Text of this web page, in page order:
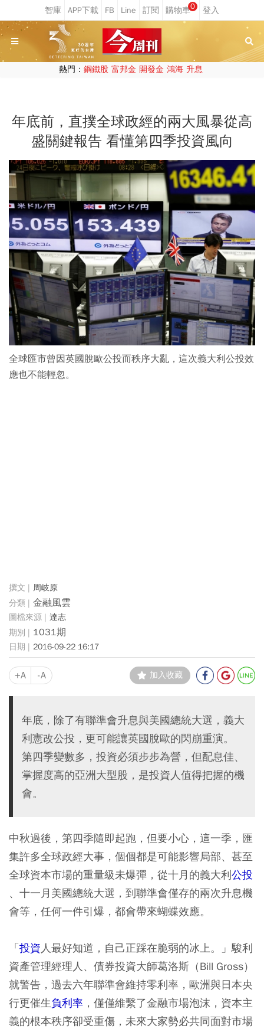
0
熱門： 鋼鐵股 富邦金 開發金 鴻海 升息
年底前，直撲全球政經的兩大風暴從高
盛關鍵報告 看懂第四季投資風向
全球匯市曾因英國脫歐公投而秩序大亂，這次義大利公投效
應也不能輕忽。
周岐原
金融風雲
達志
1031期
2016-09-22 16:17
+A -A 加入收藏
年底，除了有聯準會升息與美國總統大選，義大
利憲改公投，更可能讓英國脫歐的閃崩重演。
第四季變數多，投資必須步步為營，但配息佳、
掌握度高的亞洲大型股，是投資人值得把握的機
會。
中秋過後，第四季隨即起跑，但要小心，這一季，匯
集許多全球政經大事，個個都是可能影響局部、甚至
全球資本市場的重量級未爆彈，從十月的義大利公投
、十一月美國總統大選，到聯準會僅存的兩次升息機
會等，任何一件引爆，都會帶來蝴蝶效應。
「投資人最好知道，自己正踩在脆弱的冰上。」駿利
資產管理經理人、債券投資大師葛洛斯（Bill Gross）
就警告，過去六年聯準會維持零利率，歐洲與日本央
行更催生負利率 ，僅僅維繫了金融市場泡沫，資本主
義的根本秩序卻受重傷，未來大家勢必共同面對市場